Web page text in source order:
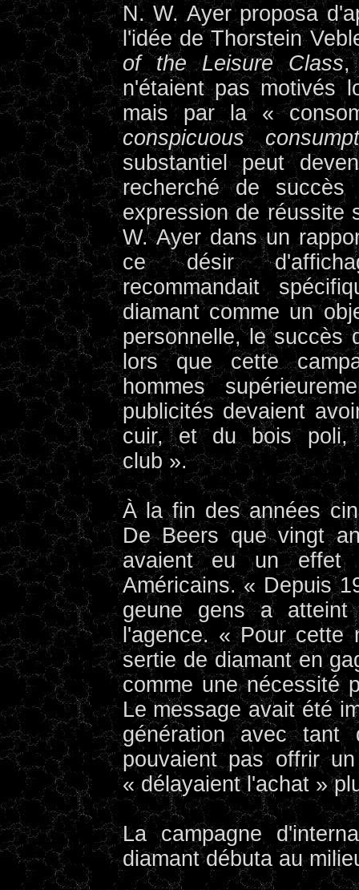
N. W. Ayer proposa
l'idée de Thorstein
of the Leisure Class,
n'étaient pas motivés
mais par la «
conspicuous
substantiel peut
recherché de
expression de réussite
W. Ayer dans un
ce désir
recommandait
diamant comme un
personnelle, le succès
lors que cette
hommes
publicités devaient
cuir, et du bois poli,
club ».
À la fin des années
De Beers que vingt
avaient eu un effet
Américains. « Depuis
geune gens a
l'agence. « Pour cette
sertie de diamant en
comme une nécessité
Le message avait été
génération avec
pouvaient pas offrir
« délayaient l'achat »
La campagne
diamant débuta au